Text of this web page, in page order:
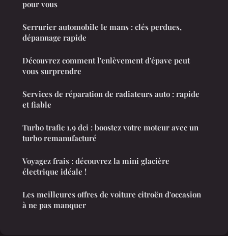
pour vous
Serrurier automobile le mans : clés perdues,
dépannage rapide
Découvrez comment l'enlèvement d'épave peut
vous surprendre
Services de réparation de radiateurs auto : rapide
et fiable
Turbo trafic 1.9 dci : boostez votre moteur avec un
turbo remanufacturé
Voyagez frais : découvrez la mini glacière
électrique idéale !
Les meilleures offres de voiture citroën d'occasion
à ne pas manquer